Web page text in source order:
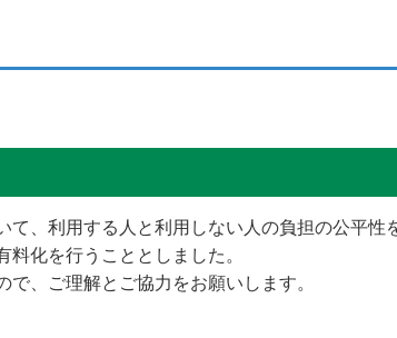
て、利用する人と利用しない人の負担の公平性
化を行うこととしました。
、ご理解とご協力をお願いします。